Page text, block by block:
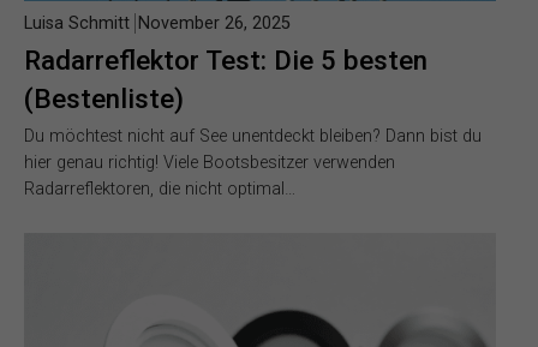
Radarreflektor Test: Die 5 besten
(Bestenliste)
Luisa Schmitt November 26, 2025
Du möchtest nicht auf See unentdeckt bleiben? Dann bist du
hier genau richtig! Viele Bootsbesitzer verwenden
Radarreflektoren, die nicht optimal…